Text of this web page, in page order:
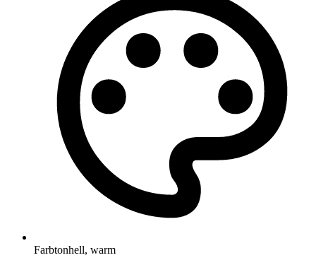
Farbtonhell, warm